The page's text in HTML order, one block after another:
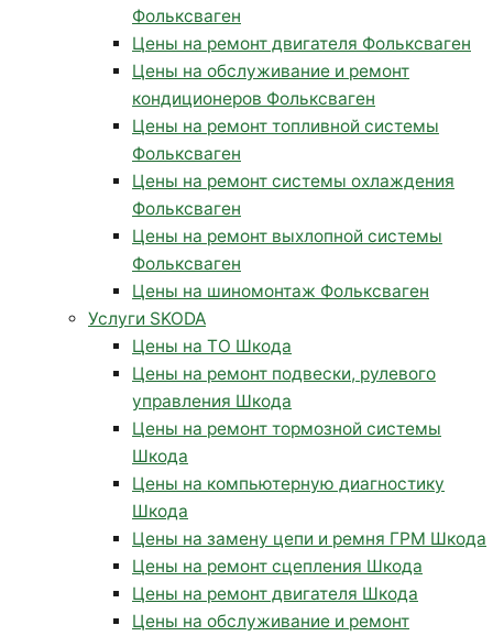
Фольксваген
Цены на ремонт двигателя Фольксваген
Цены на обслуживание и ремонт
кондиционеров Фольксваген
Цены на ремонт топливной системы
Фольксваген
Цены на ремонт системы охлаждения
Фольксваген
Цены на ремонт выхлопной системы
Фольксваген
Цены на шиномонтаж Фольксваген
Услуги SKODA
Цены на ТО Шкода
Цены на ремонт подвески, рулевого
управления Шкода
Цены на ремонт тормозной системы
Шкода
Цены на компьютерную диагностику
Шкода
Цены на замену цепи и ремня ГРМ Шкода
Цены на ремонт сцепления Шкода
Цены на ремонт двигателя Шкода
Цены на обслуживание и ремонт